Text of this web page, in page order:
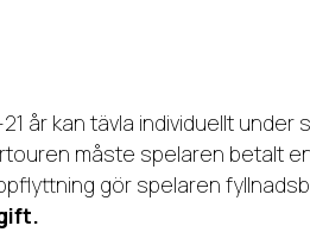
år kan tävla individuellt under
måste spelaren betalt
gör spelaren